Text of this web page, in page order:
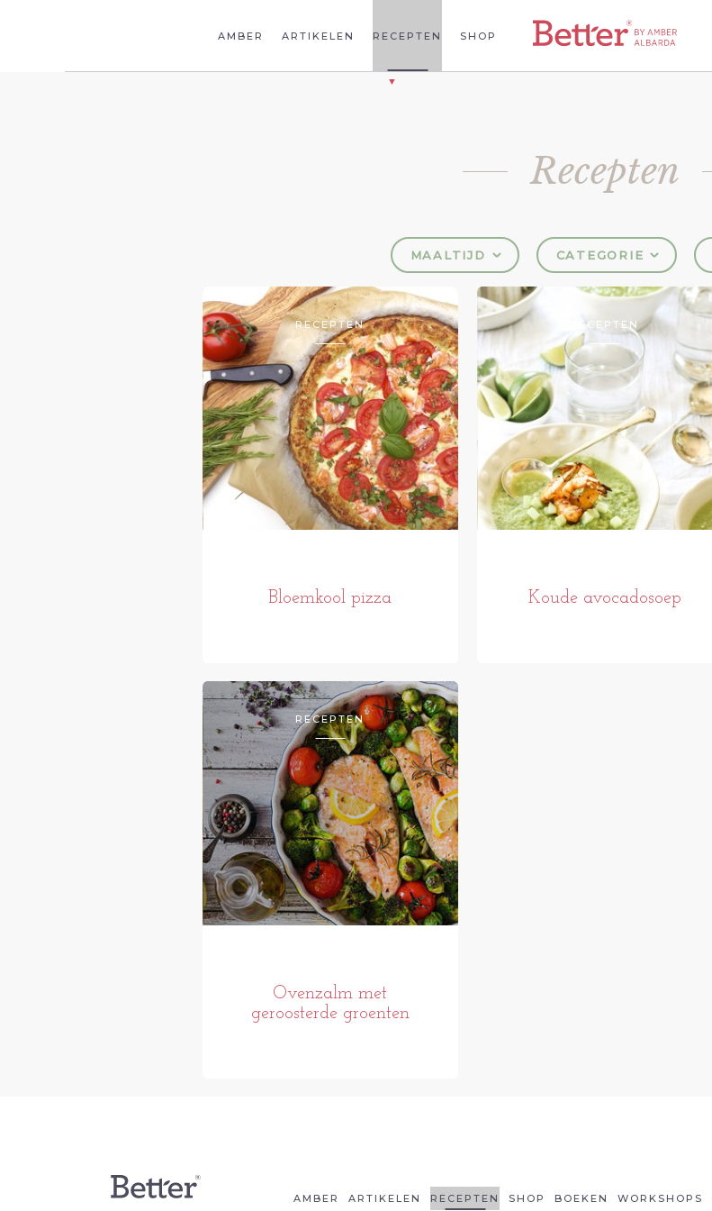
AMBER ARTIKELEN RECEPTEN SHOP
Recepten
MAALTIJD CATEGORIE
RECEPTEN
Bloemkool pizza
RECEPTEN
Koude avocadosoep
RECEPTEN
Ovenzalm met
geroosterde groenten
AMBER ARTIKELEN RECEPTEN SHOP BOEKEN WORKSHOPS